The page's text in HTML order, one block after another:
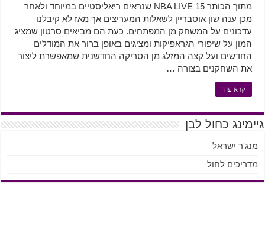
מתוך הכותר NBA LIVE 15 שנראים ריאליסטיים במיוחד ולאחר
מכן ענה שון אוסבריין לשאלות המעריצים אך מאז לא קיבלנו
עדכונים על המשחק מן המפתחים. כעת הם מביאים סרטון שמציג
המון על שיפורי הגראפיקות ומציגים באופן ברור את המודלים
החדשים ועל קצה המזלג מן הסריקה החדשנית שמאפשרת ליצור
את השחקנים בצורה …
קרא עוד
גיימינג כחול לבן
מנג'ר ישראל
מדריכים לחול